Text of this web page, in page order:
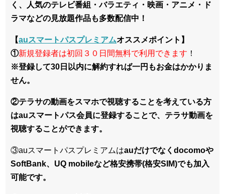
く、人気のテレビ番組・バラエティ・映画・アニメ・ド
ラマなどの見放題作品も多数配信中！
【auスマートパスプレミアムオススメポイント】
①新規登録者は初回３０日間無料で利用できます ！
※登録して30日以内に解約すれば一円もお金はかかりま
せん。
②テラサの動画をスマホで視聴することを考えている方
はauスマートパス会員に登録することで、テラサ動画を
視聴することができます。
③auスマートパスプレミアムはauだけでなくdocomoや
SoftBank、UQ mobileなど格安携帯(格安SIM)でも加入
可能です。